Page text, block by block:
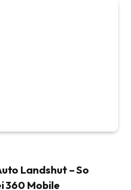
Landshut – So
360 Mobile